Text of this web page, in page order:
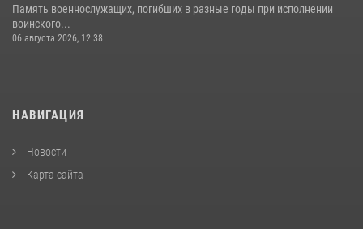
Память военнослужащих, погибших в разные годы при исполнении
воинского...
06 августа 2026, 12:38
НАВИГАЦИЯ
Новости
Карта сайта